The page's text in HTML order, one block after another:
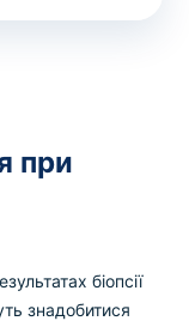
при
біопсії
знадобитися